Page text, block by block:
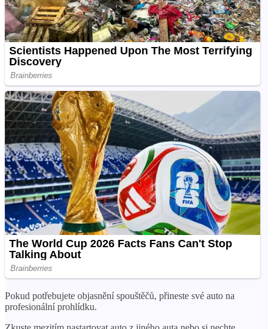
Pokud potřebujete objasnění spouštěčů, přineste své auto na
profesionální prohlídku.